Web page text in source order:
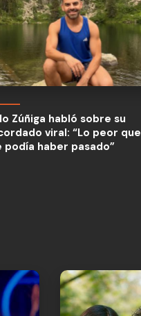
Zúñiga habló sobre su
viral: “Lo peor que
podía haber pasado”